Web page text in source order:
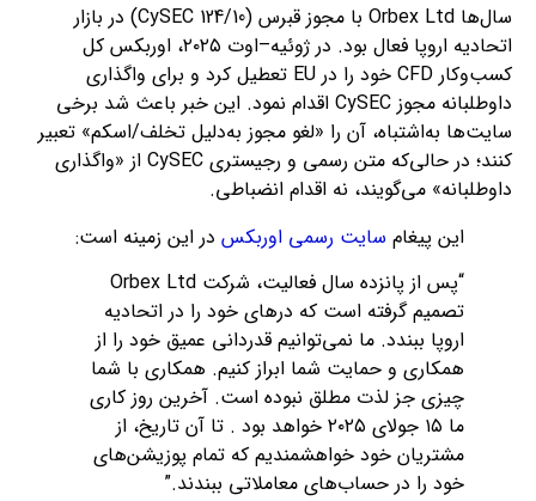
سال‌ها Orbex Ltd با مجوز قبرس (CySEC 124/10) در بازار
اتحادیه اروپا فعال بود. در ژوئیه–اوت ۲۰۲۵، اوربکس کل
کسب‌وکار CFD خود را در EU تعطیل کرد و برای واگذاری
داوطلبانه مجوز CySEC اقدام نمود. این خبر باعث شد برخی
سایت‌ها به‌اشتباه، آن را «لغو مجوز به‌دلیل تخلف/اسکم» تعبیر
کنند؛ در حالی‌که متن رسمی و رجیستری CySEC از «واگذاری
داوطلبانه» می‌گویند، نه اقدام انضباطی.
این پیغام سایت رسمی اوربکس در این زمینه است:
“پس از پانزده سال فعالیت، شرکت Orbex Ltd
تصمیم گرفته است که درهای خود را در اتحادیه
اروپا ببندد. ما نمی‌توانیم قدردانی عمیق خود را از
همکاری و حمایت شما ابراز کنیم. همکاری با شما
چیزی جز لذت مطلق نبوده است. آخرین روز کاری
ما ۱۵ جولای ۲۰۲۵ خواهد بود . تا آن تاریخ، از
مشتریان خود خواهشمندیم که تمام پوزیشن‌های
خود را در حساب‌های معاملاتی ببندند.”